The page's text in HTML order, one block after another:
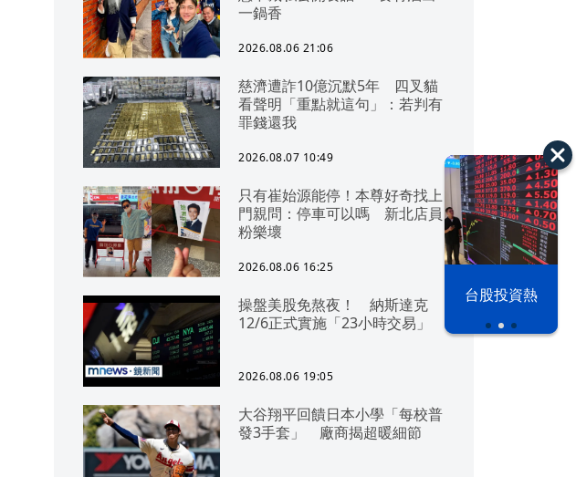
漢光42演習 台股投資熱
一鍋香
2026.08.06 21:06
慈濟遭詐10億沉默5年 四叉貓
看聲明「重點就這句」：若判有
罪錢還我
2026.08.07 10:49
只有崔始源能停！本尊好奇找上
門親問：停車可以嗎 新北店員
粉樂壞
2026.08.06 16:25
操盤美股免熬夜！ 納斯達克
12/6正式實施「23小時交易」
2026.08.06 19:05
大谷翔平回饋日本小學「每校普
發3手套」 廠商揭超暖細節